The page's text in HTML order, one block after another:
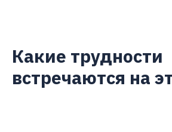
Какие трудности
встречаются на